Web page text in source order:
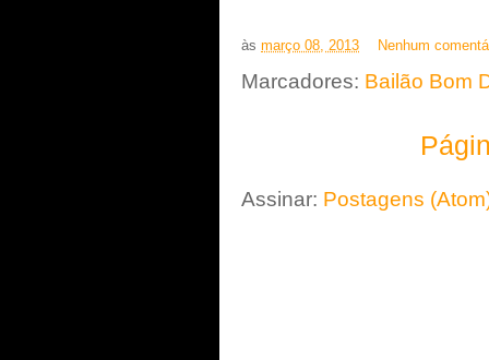
às março 08, 2013 Nenhum
Marcadores: Bailão Bom
Assinar: Postagens